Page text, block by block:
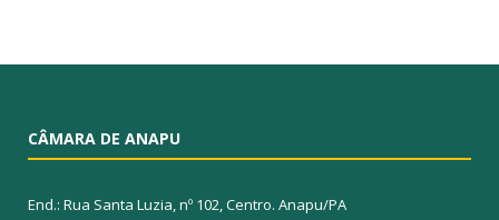
CÂMARA DE ANAPU
End.: Rua Santa Luzia, nº 102, Centro. Anapu/PA